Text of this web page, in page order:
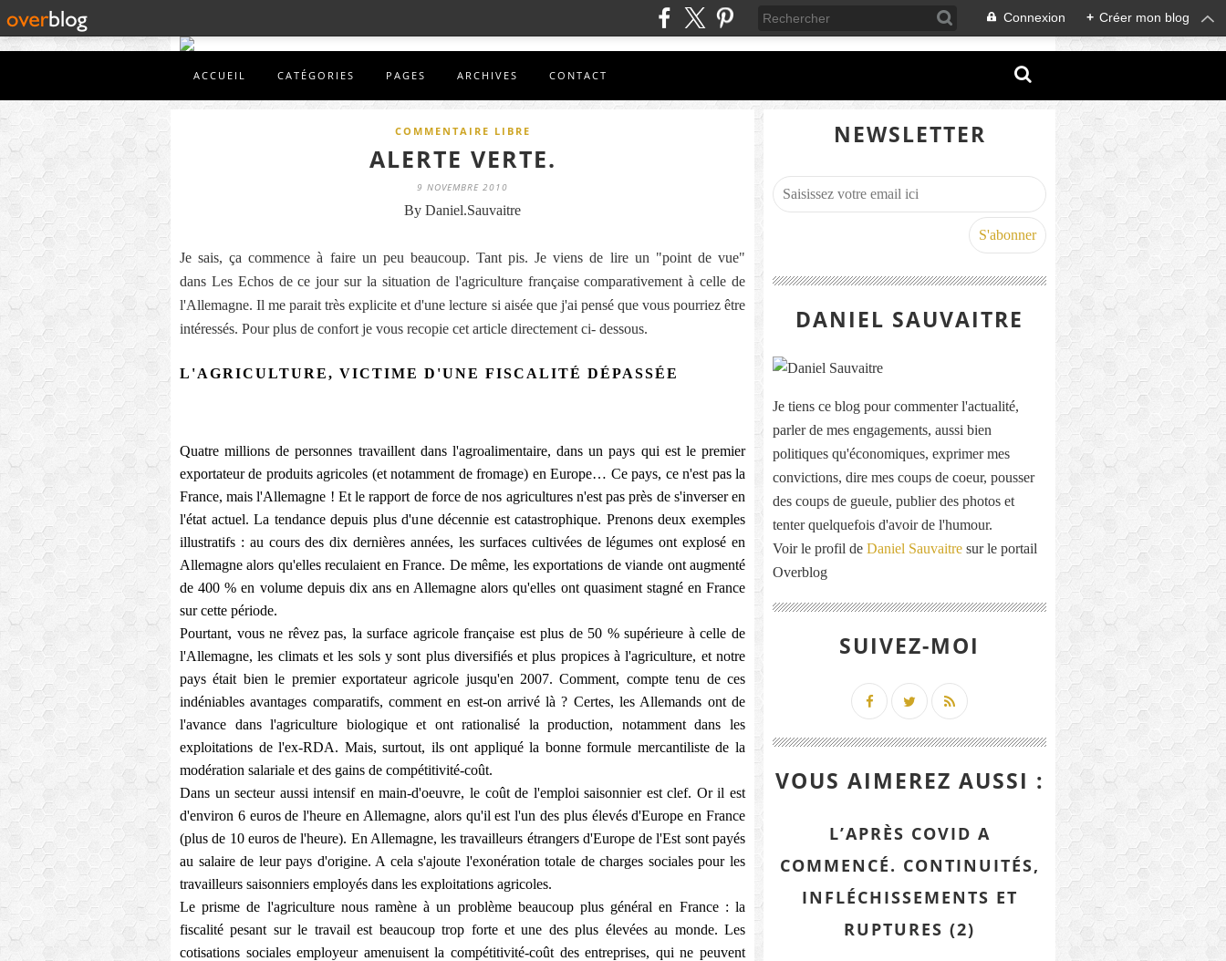
Connexion + Créer mon blog
ACCUEIL CATÉGORIES PAGES ARCHIVES CONTACT
COMMENTAIRE LIBRE
ALERTE VERTE.
9 NOVEMBRE 2010
By Daniel.Sauvaitre
Je sais, ça commence à faire un peu beaucoup. Tant pis. Je viens de lire un "point de vue"
dans Les Echos de ce jour sur la situation de l'agriculture française comparativement à celle de
l'Allemagne. Il me parait très explicite et d'une lecture si aisée que j'ai pensé que vous pourriez être
intéressés. Pour plus de confort je vous recopie cet article directement ci- dessous.
L'AGRICULTURE, VICTIME D'UNE FISCALITÉ DÉPASSÉE
Quatre millions de personnes travaillent dans l'agroalimentaire, dans un pays qui est le premier
exportateur de produits agricoles (et notamment de fromage) en Europe… Ce pays, ce n'est pas la
France, mais l'Allemagne ! Et le rapport de force de nos agricultures n'est pas près de s'inverser en
l'état actuel. La tendance depuis plus d'une décennie est catastrophique. Prenons deux exemples
illustratifs : au cours des dix dernières années, les surfaces cultivées de légumes ont explosé en
Allemagne alors qu'elles reculaient en France. De même, les exportations de viande ont augmenté
de 400 % en volume depuis dix ans en Allemagne alors qu'elles ont quasiment stagné en France
sur cette période.
Pourtant, vous ne rêvez pas, la surface agricole française est plus de 50 % supérieure à celle de
l'Allemagne, les climats et les sols y sont plus diversifiés et plus propices à l'agriculture, et notre
pays était bien le premier exportateur agricole jusqu'en 2007. Comment, compte tenu de ces
indéniables avantages comparatifs, comment en est-on arrivé là ? Certes, les Allemands ont de
l'avance dans l'agriculture biologique et ont rationalisé la production, notamment dans les
exploitations de l'ex-RDA. Mais, surtout, ils ont appliqué la bonne formule mercantiliste de la
modération salariale et des gains de compétitivité-coût.
Dans un secteur aussi intensif en main-d'oeuvre, le coût de l'emploi saisonnier est clef. Or il est
d'environ 6 euros de l'heure en Allemagne, alors qu'il est l'un des plus élevés d'Europe en France
(plus de 10 euros de l'heure). En Allemagne, les travailleurs étrangers d'Europe de l'Est sont payés
au salaire de leur pays d'origine. A cela s'ajoute l'exonération totale de charges sociales pour les
travailleurs saisonniers employés dans les exploitations agricoles.
Le prisme de l'agriculture nous ramène à un problème beaucoup plus général en France : la
fiscalité pesant sur le travail est beaucoup trop forte et une des plus élevées au monde. Les
cotisations sociales employeur amenuisent la compétitivité-coût des entreprises, qui ne peuvent
NEWSLETTER
DANIEL SAUVAITRE
Je tiens ce blog pour commenter l'actualité,
parler de mes engagements, aussi bien
politiques qu'économiques, exprimer mes
convictions, dire mes coups de coeur, pousser
des coups de gueule, publier des photos et
tenter quelquefois d'avoir de l'humour.
Voir le profil de Daniel Sauvaitre sur le portail
Overblog
SUIVEZ-MOI
VOUS AIMEREZ AUSSI :
L’APRÈS COVID A
COMMENCÉ. CONTINUITÉS,
INFLÉCHISSEMENTS ET
RUPTURES (2)